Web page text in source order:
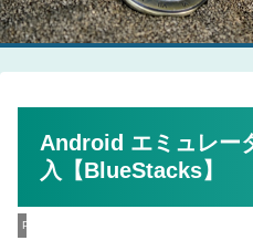
Android エミュレー
入【BlueStacks】
PC